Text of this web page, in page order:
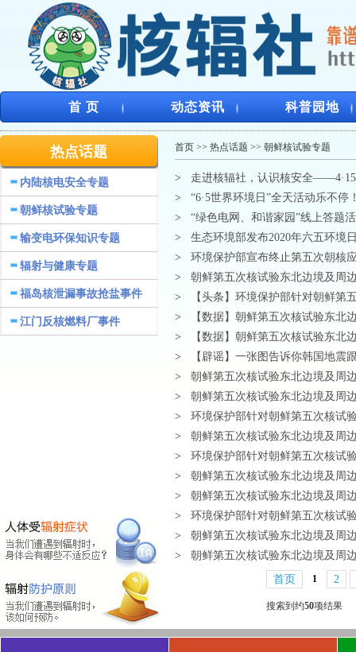
首 页 动态资讯 科普园地
热点话题
内陆核电安全专题
朝鲜核试验专题
输变电环保知识专题
辐射与健康专题
福岛核泄漏事故抢盐事件
江门反核燃料厂事件
首页 >> 热点话题 >> 朝鲜核试验专题
>
走进核辐社，认识核安全
>
“6·5世界环境日”全天活动乐不停
>
“绿色电网、和谐家园”线上答题
>
生态环境部发布2020年六五环境
>
环境保护部宣布终止第五次朝核
>
朝鲜第五次核试验东北边境及周
>
【头条】环境保护部针对朝鲜
>
【数据】朝鲜第五次核试验东北
>
【数据】朝鲜第五次核试验东北
>
【辟谣】一张图告诉你韩国地震
>
朝鲜第五次核试验东北边境及周
>
朝鲜第五次核试验东北边境及周
>
环境保护部针对朝鲜第五次核试
>
朝鲜第五次核试验东北边境及周
>
环境保护部针对朝鲜第五次核试
>
朝鲜第五次核试验东北边境及周
>
朝鲜第五次核试验东北边境及周
>
环境保护部针对朝鲜第五次核试
>
朝鲜第五次核试验东北边境及周
>
朝鲜第五次核试验东北边境及周
首页
1 2
搜索到约50项结果